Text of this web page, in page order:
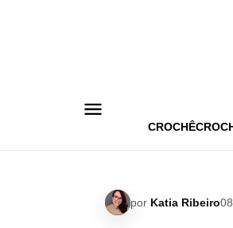
CROCHÊ
por Katia Ribeiro